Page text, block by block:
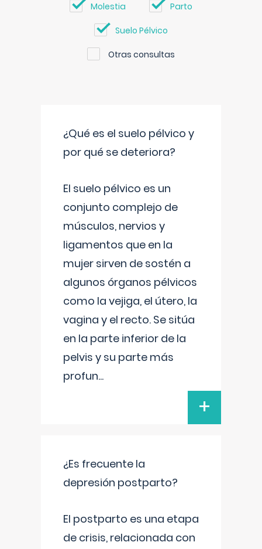
Molestia Parto
Suelo Pélvico
Otras consultas
¿Qué es el suelo pélvico y
por qué se deteriora?
El suelo pélvico es un
conjunto complejo de
músculos, nervios y
ligamentos que en la
mujer sirven de sostén a
algunos órganos pélvicos
como la vejiga, el útero, la
vagina y el recto. Se sitúa
en la parte inferior de la
pelvis y su parte más
profun...
+
¿Es frecuente la
depresión postparto?
El postparto es una etapa
de crisis, relacionada con